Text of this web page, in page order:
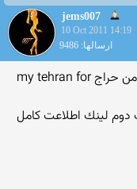
jems007
10 Oct 2011 14:19
ارسالها: 9486
nargeskhanom: بچه ها کسی فیلم تهران من حراج ‏my tehran for
دوم لینك اطلاعت كامل